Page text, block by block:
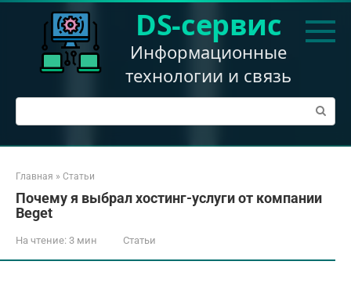
Перейти
DS-сервис
Информационные
технологии и связь
Поиск:
Главная » Статьи
Почему я выбрал хостинг-услуги от компании
Beget
На чтение: 3 мин Статьи